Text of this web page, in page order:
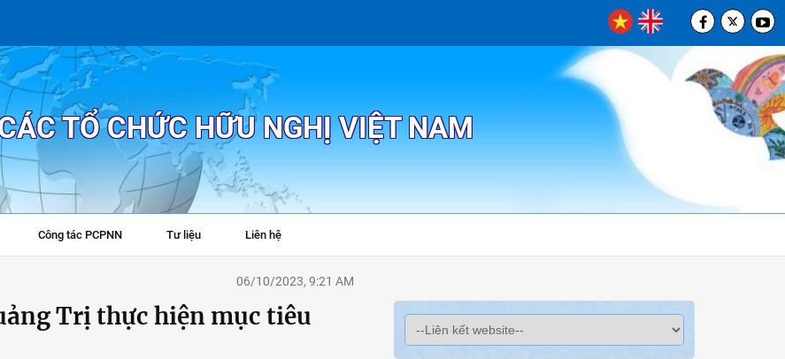
TỔ CHỨC HỮU NGHỊ VIỆT NAM
Công tác PCPNN Tư liệu Liên hệ
06/10/2023, 9:21 AM
Trị thực hiện mục tiêu